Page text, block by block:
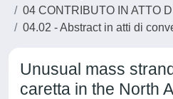
04 CONTRIBUTO IN ATTO
04.02 - Abstract in atti di
Unusual mass
caretta in the North